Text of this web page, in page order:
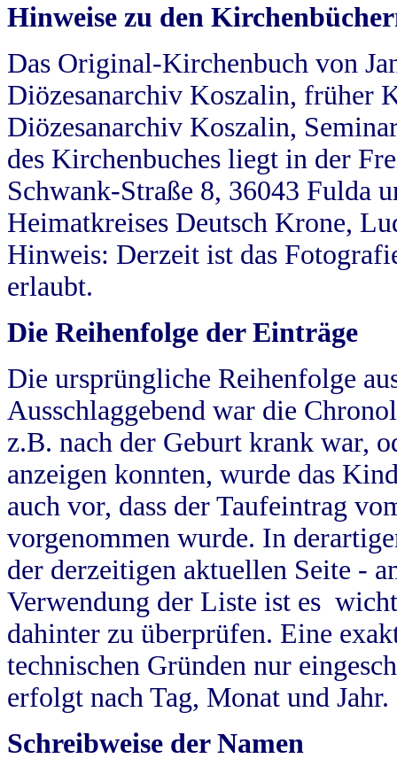
Hinweise zu den
Das Original-Kirchenbuch von
Diözesanarchiv Koszalin, früher
Diözesanarchiv Koszalin,
des Kirchenbuches liegt in der
Schwank-Straße 8, 36043 Fulda
Heimatkreises Deutsch Krone,
Hinweis: Derzeit ist das
erlaubt.
Die Reihenfolge der Einträge
Die ursprüngliche Reihenfolge
Ausschlaggebend war die
z.B. nach der Geburt krank war,
anzeigen konnten, wurde das
auch vor, dass der Taufeintrag
vorgenommen wurde. In
der derzeitigen aktuellen Seite -
Verwendung der Liste ist es
dahinter zu überprüfen. Eine
technischen Gründen nur
erfolgt nach Tag, Monat und Jahr.
Schreibweise der Namen